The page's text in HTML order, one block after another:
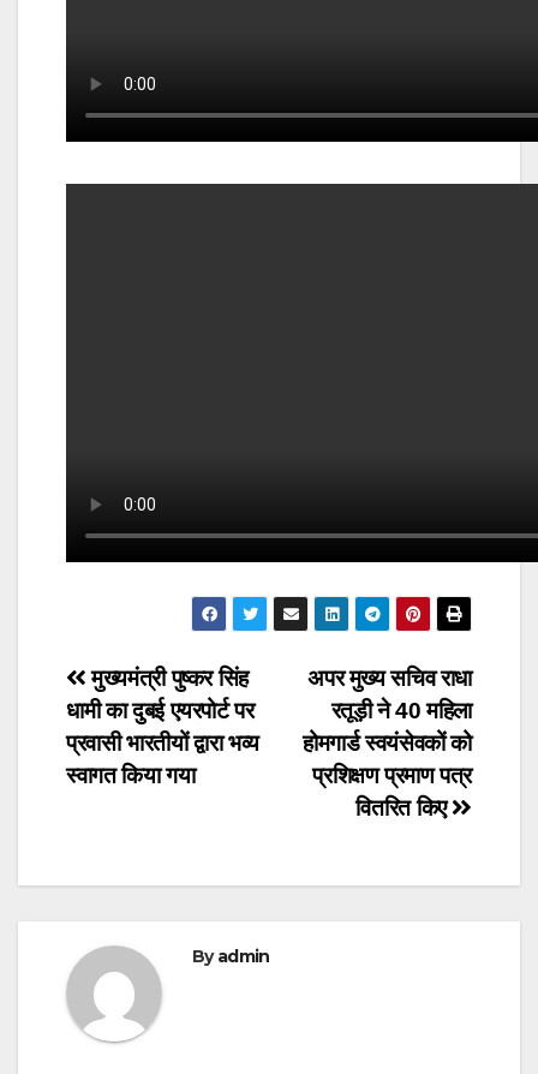
Post
navigation
अपर मुख्य सचिव राधा
रतूड़ी ने 40 महिला
होमगार्ड स्वयंसेवकों को
प्रशिक्षण प्रमाण पत्र
वितरित किए
मुख्यमंत्री पुष्कर सिंह
धामी का दुबई एयरपोर्ट पर
प्रवासी भारतीयों द्वारा भव्य
स्वागत किया गया
Byadmin